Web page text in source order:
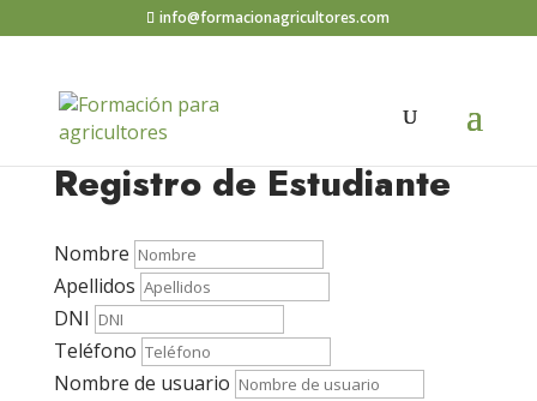
info@formacionagricultores.com
Registro de Estudiante
Nombre
Apellidos
DNI
Teléfono
Nombre de usuario